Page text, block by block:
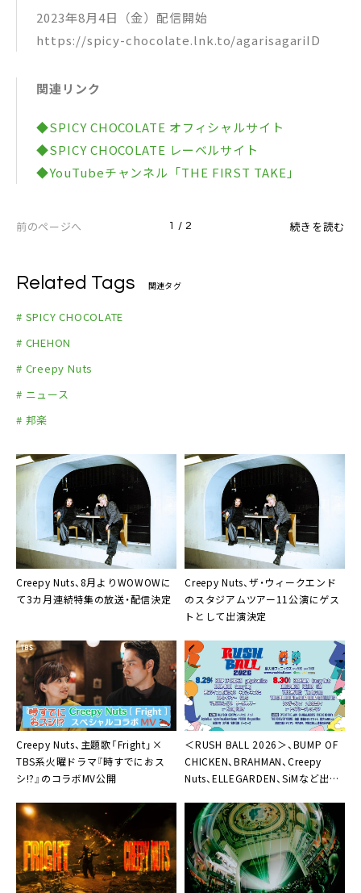
2023年8月4日（金）配信開始
https://spicy-chocolate.lnk.to/agarisagariID
関連リンク
◆SPICY CHOCOLATE オフィシャルサイト
◆SPICY CHOCOLATE レーベルサイト
◆YouTubeチャンネル「THE FIRST TAKE」
前のページへ 1 / 2 続きを読む
Related Tags 関連タグ
# SPICY CHOCOLATE
# CHEHON
# Creepy Nuts
# ニュース
# 邦楽
Creepy Nuts、8月よりWOWOWに
て3カ月連続特集の放送・配信決定
Creepy Nuts、ザ・ウィークエンド
のスタジアムツアー11公演にゲス
トとして出演決定
Creepy Nuts、主題歌「Fright」×
TBS系火曜ドラマ『時すでにおス
シ!?』のコラボMV公開
＜RUSH BALL 2026＞、BUMP OF
CHICKEN、BRAHMAN、Creepy
Nuts、ELLEGARDEN、SiMなど出演